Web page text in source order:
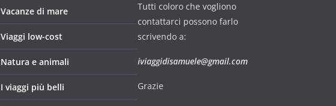
Vacanze di mare
Viaggi low-cost
Natura e animali
I viaggi più belli
Tutti coloro che vogliono
contattarci possono farlo
scrivendo a:
iviaggidisamuele@gmail.com
Grazie